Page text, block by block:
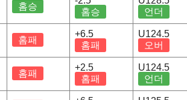
홈승
홈승
언더
홈패
+6.5
홈패
U124.5
오버
홈패
+2.5
홈패
U124.5
언더